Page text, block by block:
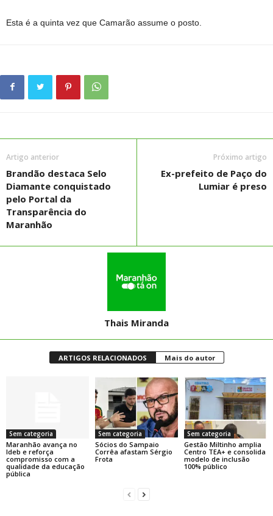
Esta é a quinta vez que Camarão assume o posto.
Artigo anterior
Brandão destaca Selo
Diamante conquistado
pelo Portal da
Transparência do
Maranhão
Próximo artigo
Ex-prefeito de Paço do
Lumiar é preso
Thais Miranda
ARTIGOS RELACIONADOS Mais do autor
Sem categoria
Maranhão avança no
Ideb e reforça
compromisso com a
qualidade da educação
pública
Sem categoria
Sócios do Sampaio
Corrêa afastam Sérgio
Frota
Sem categoria
Gestão Miltinho amplia
Centro TEA+ e consolida
modelo de inclusão
100% público